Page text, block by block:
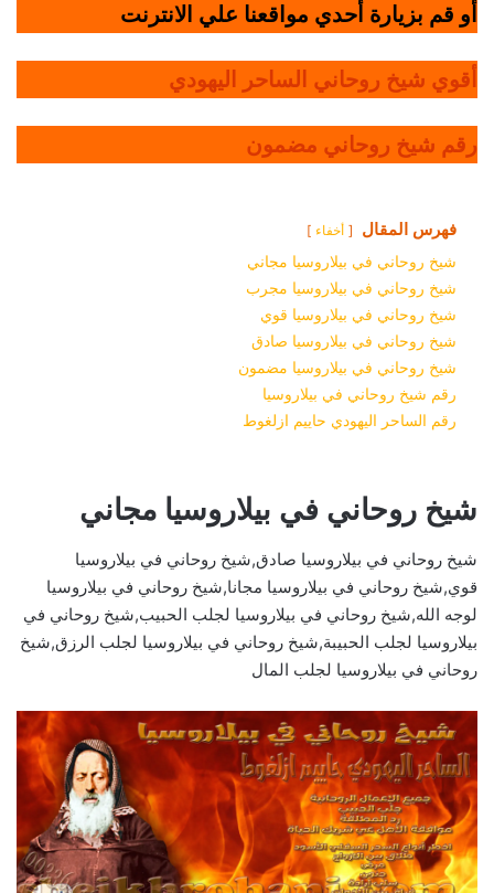
أو قم بزيارة أحدي مواقعنا علي الانترنت
أقوي شيخ روحاني الساحر اليهودي
رقم شيخ روحاني مضمون
فهرس المقال أخفاء
شيخ روحاني في بيلاروسيا مجاني
شيخ روحاني في بيلاروسيا مجرب
شيخ روحاني في بيلاروسيا قوي
شيخ روحاني في بيلاروسيا صادق
شيخ روحاني في بيلاروسيا مضمون
رقم شيخ روحاني في بيلاروسيا
رقم الساحر اليهودي حاييم ازلغوط
شيخ روحاني في بيلاروسيا مجاني
شيخ روحاني في بيلاروسيا صادق,شيخ روحاني في بيلاروسيا
قوي,شيخ روحاني في بيلاروسيا مجانا,شيخ روحاني في بيلاروسيا
لوجه الله,شيخ روحاني في بيلاروسيا لجلب الحبيب,شيخ روحاني في
بيلاروسيا لجلب الحبيبة,شيخ روحاني في بيلاروسيا لجلب الرزق,شيخ
روحاني في بيلاروسيا لجلب المال